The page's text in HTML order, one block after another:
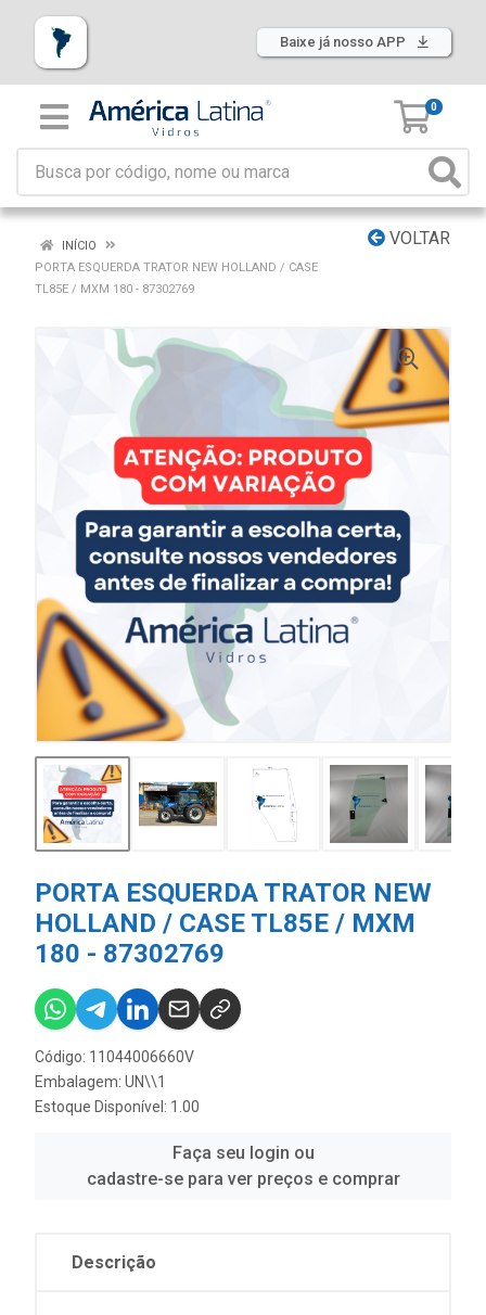
Baixe já nosso APP
0
VOLTAR
INÍCIO
PORTA ESQUERDA TRATOR NEW HOLLAND / CASE
TL85E / MXM 180 - 87302769
PORTA ESQUERDA TRATOR NEW
HOLLAND / CASE TL85E / MXM
180 - 87302769
Código: 11044006660V
Embalagem: UN\\1
Estoque Disponível: 1.00
Faça seu login ou
cadastre-se para ver preços e comprar
Descrição